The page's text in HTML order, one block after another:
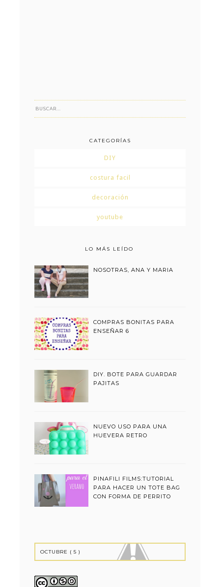
CATEGORÍAS
DIY
costura facil
decoración
youtube
LO MÁS LEÍDO
NOSOTRAS, ANA Y MARIA
COMPRAS BONITAS PARA
ENSEÑAR 6
DIY. BOTE PARA GUARDAR
PAJITAS
NUEVO USO PARA UNA
HUEVERA RETRO
PINAFILI FILMS:TUTORIAL
PARA HACER UN TOTE BAG
CON FORMA DE PERRITO